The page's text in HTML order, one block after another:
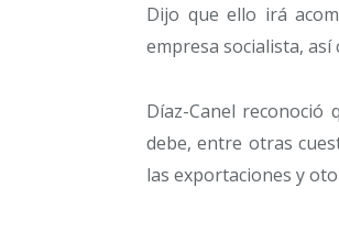
Dijo que ello irá
empresa socialista,
Díaz-Canel reconoció
debe, entre otras
las exportaciones y